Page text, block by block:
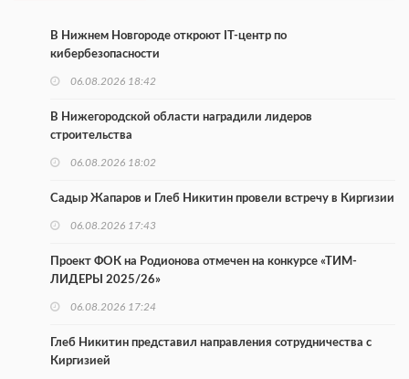
В Нижнем Новгороде откроют IT-центр по
кибербезопасности
06.08.2026 18:42
В Нижегородской области наградили лидеров
строительства
06.08.2026 18:02
Садыр Жапаров и Глеб Никитин провели встречу в Киргизии
06.08.2026 17:43
Проект ФОК на Родионова отмечен на конкурсе «ТИМ-
ЛИДЕРЫ 2025/26»
06.08.2026 17:24
Глеб Никитин представил направления сотрудничества с
Киргизией